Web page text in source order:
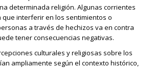
determinada religión. Algunas corrientes
interferir en los sentimientos o
a través de hechizos va en contra
tener consecuencias negativas.
culturales y religiosas sobre los
ampliamente según el contexto histórico,